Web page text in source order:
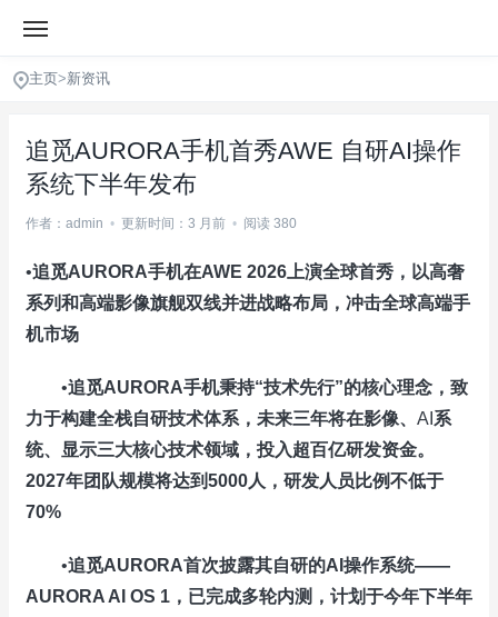
主页>新资讯
追觅AURORA手机首秀AWE 自研AI操作
系统下半年发布
作者：admin • 更新时间：3 月前 • 阅读 380
•追觅AURORA手机在AWE 2026 上演全球首秀，以高奢
系列和高端影像旗舰双线并进战略布局，冲击全球高端手
机市场
•追觅AURORA手机秉持“技术先行”的核心理念，致
力于构建全栈自研技术体系，未来三年将在影像、 AI 系
统、显示三大核心技术领域，投入超百亿研发资金。
2027年团队规模将达到5000人，研发人员比例不低于
70%
•追觅AURORA首次披露其自研的AI 操作系统——
AURORA AI OS 1 ，已完成多轮内测，计划于今年下半年